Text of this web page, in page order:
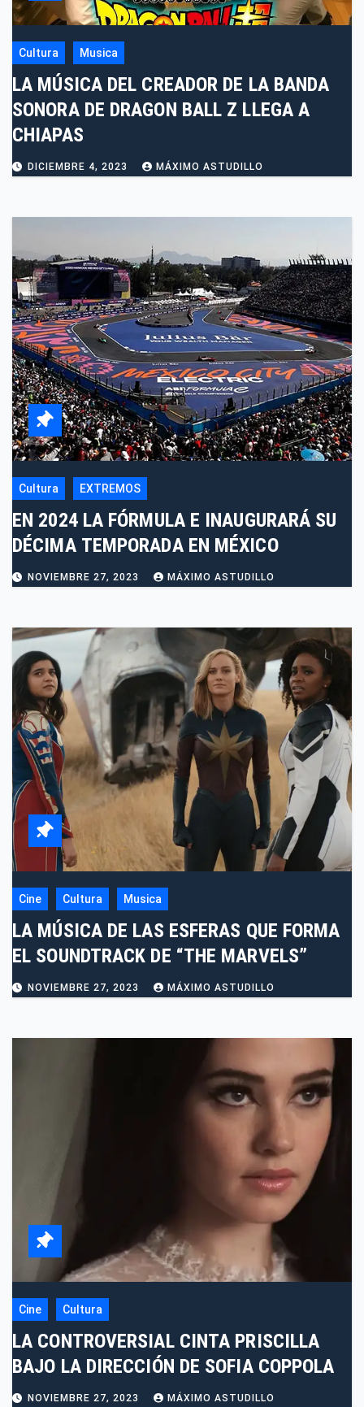
Cultura Musica
LA MÚSICA DEL CREADOR DE LA BANDA
SONORA DE DRAGON BALL Z LLEGA A
CHIAPAS
DICIEMBRE 4, 2023 MÁXIMO ASTUDILLO
Cultura EXTREMOS
EN 2024 LA FÓRMULA E INAUGURARÁ SU
DÉCIMA TEMPORADA EN MÉXICO
NOVIEMBRE 27, 2023 MÁXIMO ASTUDILLO
Cine Cultura Musica
LA MÚSICA DE LAS ESFERAS QUE FORMA
EL SOUNDTRACK DE “THE MARVELS”
NOVIEMBRE 27, 2023 MÁXIMO ASTUDILLO
Cine Cultura
LA CONTROVERSIAL CINTA PRISCILLA
BAJO LA DIRECCIÓN DE SOFIA COPPOLA
NOVIEMBRE 27, 2023 MÁXIMO ASTUDILLO